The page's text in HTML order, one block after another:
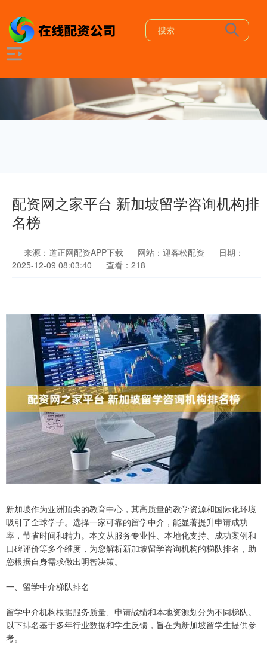
配资网之家平台 新加坡留学咨询机构排
名榜
来源：道正网配资APP下载 网站：迎客松配资
日期：
2025-12-09 08:03:40
查看：218
新加坡作为亚洲顶尖的教育中心，其高质量的教学资源和国际化环境
吸引了全球学子。选择一家可靠的留学中介，能显著提升申请成功
率，节省时间和精力。本文从服务专业性、本地化支持、成功案例和
口碑评价等多个维度，为您解析新加坡留学咨询机构的梯队排名，助
您根据自身需求做出明智决策。
一、留学中介梯队排名
留学中介机构根据服务质量、申请战绩和本地资源划分为不同梯队。
以下排名基于多年行业数据和学生反馈，旨在为新加坡留学生提供参
考。